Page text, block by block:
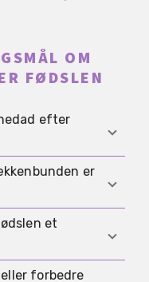
OM
FØDSLEN
efter
i de
stående eller
bedre over
en udposning.
er
i løbet af
og
og afhænger
et
forbedre